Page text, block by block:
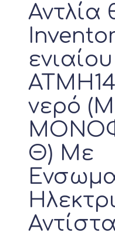
Αντλία
νερό
Θ) Με